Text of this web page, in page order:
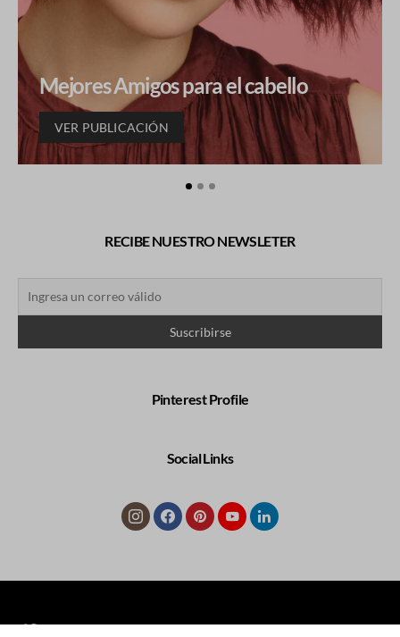
Mejores Amigos para el cabello
VER PUBLICACIÓN
RECIBE NUESTRO NEWSLETER
Pinterest Profile
Social Links